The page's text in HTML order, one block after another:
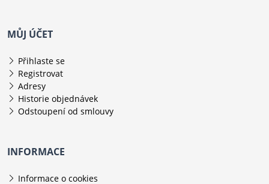
MŮJ ÚČET
Přihlaste se
Registrovat
Adresy
Historie objednávek
Odstoupení od smlouvy
INFORMACE
Informace o cookies